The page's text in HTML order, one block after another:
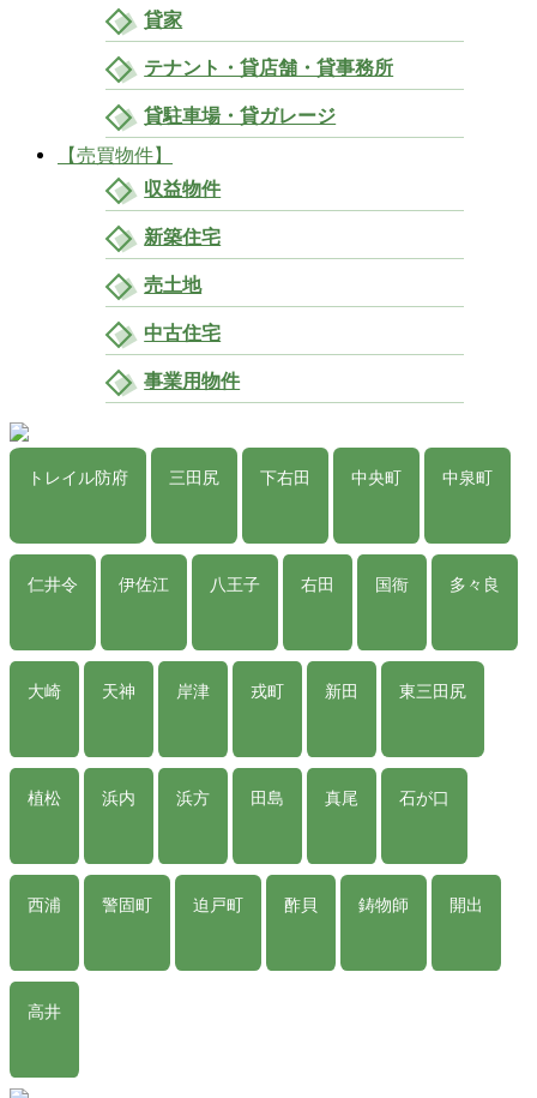
貸家
テナント・貸店舗・貸事務所
貸駐車場・貸ガレージ
【売買物件】
収益物件
新築住宅
売土地
中古住宅
事業用物件
トレイル防府 三田尻 下右田 中央町 中泉町
仁井令 伊佐江 八王子 右田 国衙 多々良
大崎 天神 岸津 戎町 新田 東三田尻
植松 浜内 浜方 田島 真尾 石が口
西浦 警固町 迫戸町 酢貝 鋳物師 開出
高井